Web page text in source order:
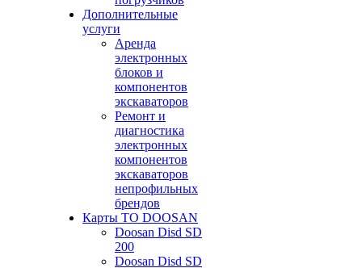
Дополнительные
услуги
Аренда
электронных
блоков и
компонентов
экскаваторов
Ремонт и
диагностика
электронных
компонентов
экскаваторов
непрофильных
брендов
Карты ТО DOOSAN
Doosan Disd SD
200
Doosan Disd SD